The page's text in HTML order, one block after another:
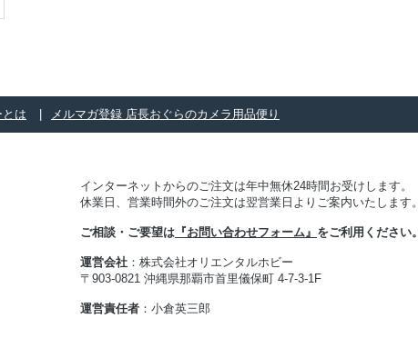
は メルマガ登録 店長おぐらのカメラ用品便り
インターネットからのご注文は年中無休24時間お受けします。
休業日、営業時間外のご注文は翌営業日よりご案内いたします。
ご相談・ご要望は 『お問い合わせフォーム』 をご利用ください。
運営会社 ：株式会社オリエンタルホビー
〒903-0821 沖縄県那覇市首里儀保町 4-7-3-1F
運営責任者 ：小倉英三郎